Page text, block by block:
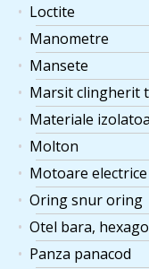
Loctite
Manometre
Mansete
Marsit clingherit
Materiale
Molton
Motoare electrice
Oring snur oring
Otel bara,
Panza panacod